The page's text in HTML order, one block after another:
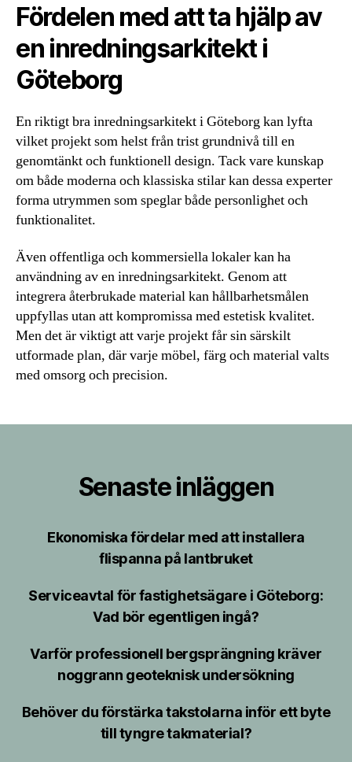
Fördelen med att ta hjälp av
en inredningsarkitekt i
Göteborg
En riktigt bra inredningsarkitekt i Göteborg kan lyfta
vilket projekt som helst från trist grundnivå till en
genomtänkt och funktionell design. Tack vare kunskap
om både moderna och klassiska stilar kan dessa experter
forma utrymmen som speglar både personlighet och
funktionalitet.
Även offentliga och kommersiella lokaler kan ha
användning av en inredningsarkitekt. Genom att
integrera återbrukade material kan hållbarhetsmålen
uppfyllas utan att kompromissa med estetisk kvalitet.
Men det är viktigt att varje projekt får sin särskilt
utformade plan, där varje möbel, färg och material valts
med omsorg och precision.
Senaste inläggen
Ekonomiska fördelar med att installera
flispanna på lantbruket
Serviceavtal för fastighetsägare i Göteborg:
Vad bör egentligen ingå?
Varför professionell bergsprängning kräver
noggrann geoteknisk undersökning
Behöver du förstärka takstolarna inför ett byte
till tyngre takmaterial?